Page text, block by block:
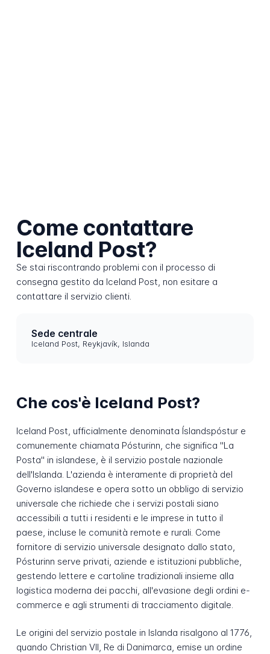
Come contattare
Iceland Post?
Se stai riscontrando problemi con il processo di
consegna gestito da Iceland Post, non esitare a
contattare il servizio clienti.
Sede centrale
Iceland Post, Reykjavík, Islanda
Che cos'è Iceland Post?
Iceland Post, ufficialmente denominata Íslandspóstur e
comunemente chiamata Pósturinn, che significa "La
Posta" in islandese, è il servizio postale nazionale
dell'Islanda. L'azienda è interamente di proprietà del
Governo islandese e opera sotto un obbligo di servizio
universale che richiede che i servizi postali siano
accessibili a tutti i residenti e le imprese in tutto il
paese, incluse le comunità remote e rurali. Come
fornitore di servizio universale designato dallo stato,
Pósturinn serve privati, aziende e istituzioni pubbliche,
gestendo lettere e cartoline tradizionali insieme alla
logistica moderna dei pacchi, all'evasione degli ordini e-
commerce e agli strumenti di tracciamento digitale.
Le origini del servizio postale in Islanda risalgono al 1776,
quando Christian VII, Re di Danimarca, emise un ordine